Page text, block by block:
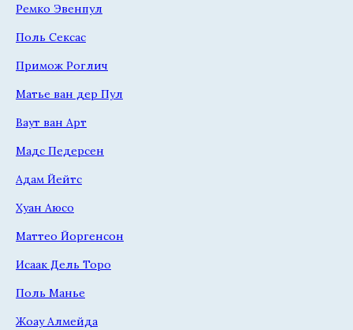
Ремко Эвенпул
Поль Сексас
Примож Роглич
Матье ван дер Пул
Ваут ван Арт
Мадс Педерсен
Адам Йейтс
Хуан Аюсо
Маттео Йоргенсон
Исаак Дель Торо
Поль Манье
Жоау Алмейда